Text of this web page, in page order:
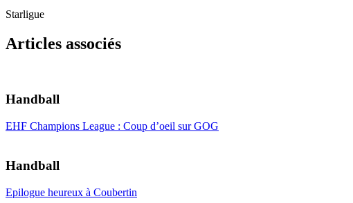
Starligue
Articles associés
Handball
EHF Champions League : Coup d’oeil sur GOG
Handball
Epilogue heureux à Coubertin